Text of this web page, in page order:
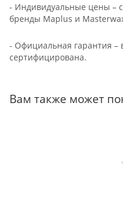
- Индивидуальные цены –
бренды Maplus и
- Официальная гарантия –
сертифицирована.
Вам также может